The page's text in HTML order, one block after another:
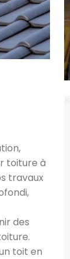
toiture à
travaux
des
toit en